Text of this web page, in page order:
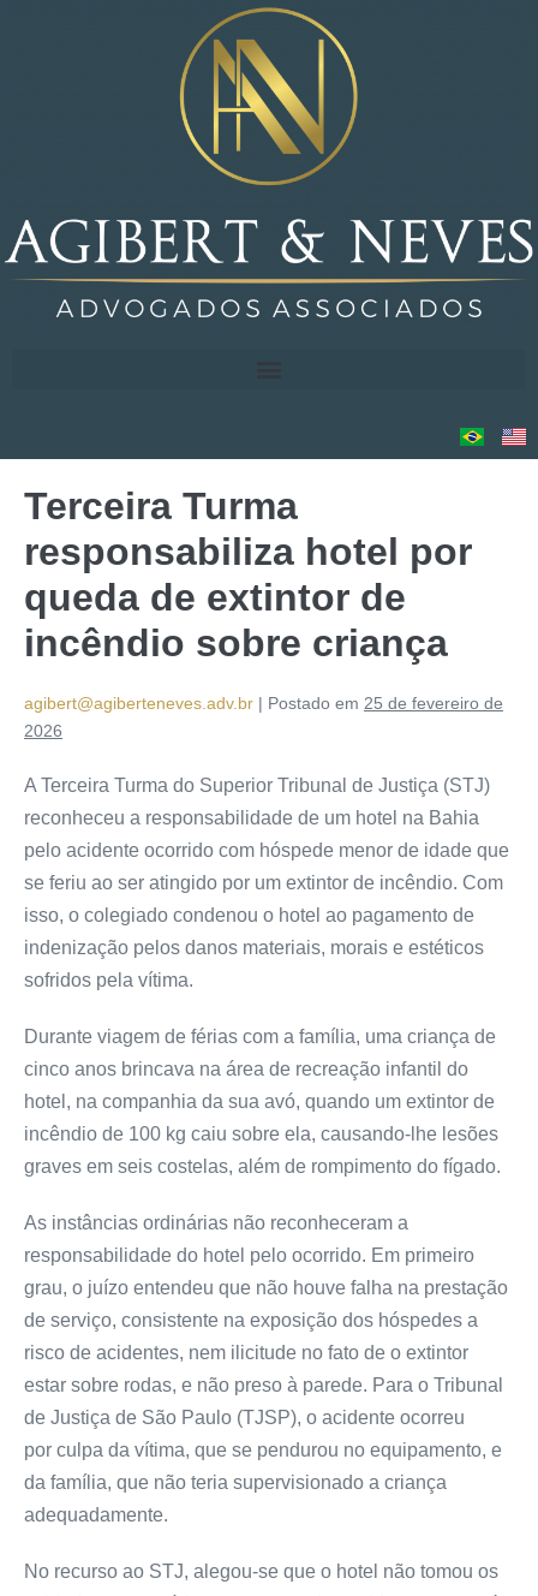
Terceira Turma
responsabiliza hotel por
queda de extintor de
incêndio sobre criança
agibert@agiberteneves.adv.br | Postado em 25 de fevereiro de
2026
A Terceira Turma do Superior Tribunal de Justiça (STJ)
reconheceu a responsabilidade de um hotel na Bahia
pelo acidente ocorrido com hóspede menor de idade que
se feriu ao ser atingido por um extintor de incêndio. Com
isso, o colegiado condenou o hotel ao pagamento de
indenização pelos danos materiais, morais e estéticos
sofridos pela vítima.
Durante viagem de férias com a família, uma criança de
cinco anos brincava na área de recreação infantil do
hotel, na companhia da sua avó, quando um extintor de
incêndio de 100 kg caiu sobre ela, causando-lhe lesões
graves em seis costelas, além de rompimento do fígado.
As instâncias ordinárias não reconheceram a
responsabilidade do hotel pelo ocorrido. Em primeiro
grau, o juízo entendeu que não houve falha na prestação
de serviço, consistente na exposição dos hóspedes a
risco de acidentes, nem ilicitude no fato de o extintor
estar sobre rodas, e não preso à parede. Para o Tribunal
de Justiça de São Paulo (TJSP), o acidente ocorreu
por culpa da vítima, que se pendurou no equipamento, e
da família, que não teria supervisionado a criança
adequadamente.
No recurso ao STJ, alegou-se que o hotel não tomou os